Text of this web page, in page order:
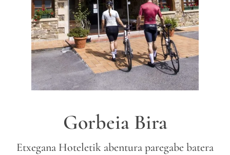
Gorbeia Bira
Etxegana Hoteletik abentura paregabe batera